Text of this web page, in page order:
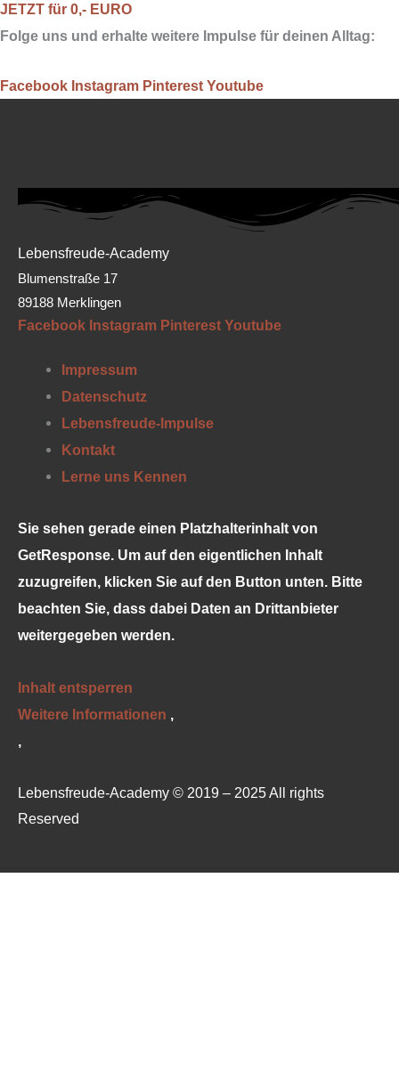
JETZT für 0,- EURO
Folge uns und erhalte weitere Impulse für deinen Alltag:
Facebook Instagram Pinterest Youtube
Lebensfreude-Academy
Blumenstraße 17
89188 Merklingen
Facebook Instagram Pinterest Youtube
Impressum
Datenschutz
Lebensfreude-Impulse
Kontakt
Lerne uns Kennen
Sie sehen gerade einen Platzhalterinhalt von
GetResponse. Um auf den eigentlichen Inhalt
zuzugreifen, klicken Sie auf den Button unten. Bitte
beachten Sie, dass dabei Daten an Drittanbieter
weitergegeben werden.
Inhalt entsperren
Weitere Informationen ‚
‚
Lebensfreude-Academy © 2019 – 2025 All rights
Reserved